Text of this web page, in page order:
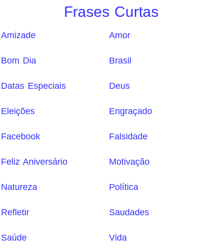
Frases Curtas
Amizade Amor
Bom Dia Brasil
Datas Especiais Deus
Eleições Engraçado
Facebook Falsidade
Feliz Aniversário Motivação
Natureza Política
Refletir Saudades
Saúde Vida